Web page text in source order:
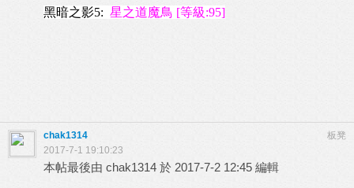
黑暗之影5: 星之道魔鳥 [等級:95]
板凳
chak1314
2017-7-1 19:10:23
本帖最後由 chak1314 於 2017-7-2 12:45 編輯